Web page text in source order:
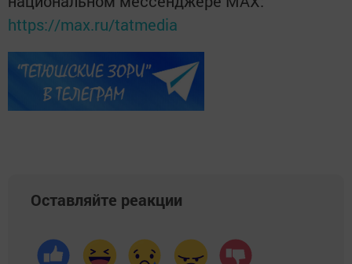
https://max.ru/tatmedia
Оставляйте реакции